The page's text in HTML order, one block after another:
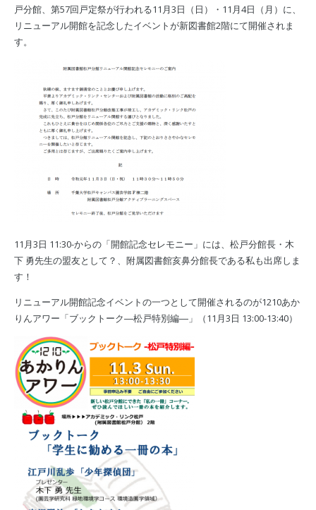
戸分館、第57回戸定祭が行われる11月3日（日）・11月4日（月）に、
リニューアル開館を記念したイベントが新図書館2階にて開催されま
す。
11月3日 11:30-からの「開館記念セレモニー」には、松戸分館長・木
下 勇先生の盟友として？、附属図書館亥鼻分館長である私も出席しま
す！
リニューアル開館記念イベントの一つとして開催されるのが1210あか
りんアワー「ブックトーク―松戸特別編―」（11月3日 13:00-13:40）